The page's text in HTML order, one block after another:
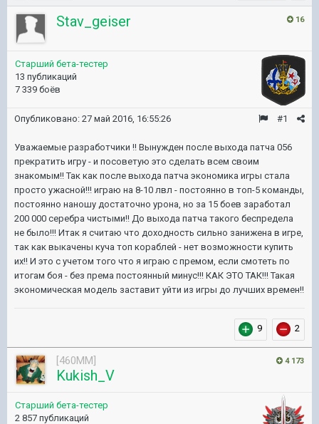
16
Stav_geiser
Старший бета-тестер
13 публикаций
7 339 боёв
#1
Опубликовано: 27 май 2016, 16:55:26
Уважаемые разработчики !! Вынужден после выхода патча 056
прекратить игру - и посоветую это сделать всем своим
знакомым!! Так как после выхода патча экономика игры стала
просто ужасной!!! играю на 8-10 лвл - постоянно в топ-5 команды,
постоянно наношу достаточно урона, но за 15 боев заработал
200 000 серебра чистыми!! До выхода патча такого беспредела
не было!!! Итак я считаю что доходность сильно занижена в игре,
так как выкачены куча топ кораблей - нет возможности купить
их!! И это с учетом того что я играю с премом, если смотеть по
итогам боя - без према постоянный минус!!! КАК ЭТО ТАК!!! Такая
экономическая модель заставит уйти из игры до лучших времен!!
9 2
4 173
[460MM]
Kukish_V
Старший бета-тестер
2 857 публикаций